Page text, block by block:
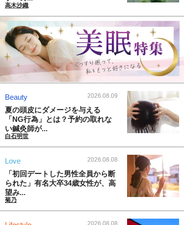
高木沙織
Beauty 2026.08.09
夏の頭皮にダメージを与える
「NG行為」とは？予約の取れな
い鍼灸師が...
白石明世
Love 2026.08.08
「初回デートした男性全員から断
られた」有名大卒34歳女性が、高
望み...
菊乃
2026.08.08